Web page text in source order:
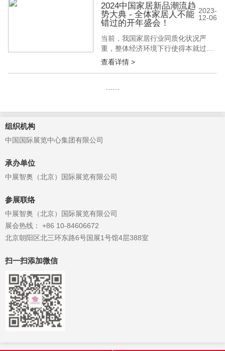
涂料 项目总监彭元聪 畅谈2024新动
作 嘉宝莉艺术涂料项目总监 彭元聪
深圳窗帘布艺展家纺布艺展会2025北
京墙纸...
2024中国家居新品潮流趋
势大典 - 全体家居人不能
错过的开年盛会！
2023-
12-06
当前，我国家居行业同质化状况严
重，整体经济环境下行使得本就过剩
的产能难以被迅速消耗。在行业内
式出现也让越来越多的家居企业生存
查看详情 >
组织机构
中国国际展览中心集团有限公司
承办单位
中展智奥（北京）国际展览有限公司
参展联络
中展智奥（北京）国际展览有限公司
展会热线： +86 10-84606672
北京朝阳区北三环东路6号国展1号馆4层388室
扫一扫添加微信